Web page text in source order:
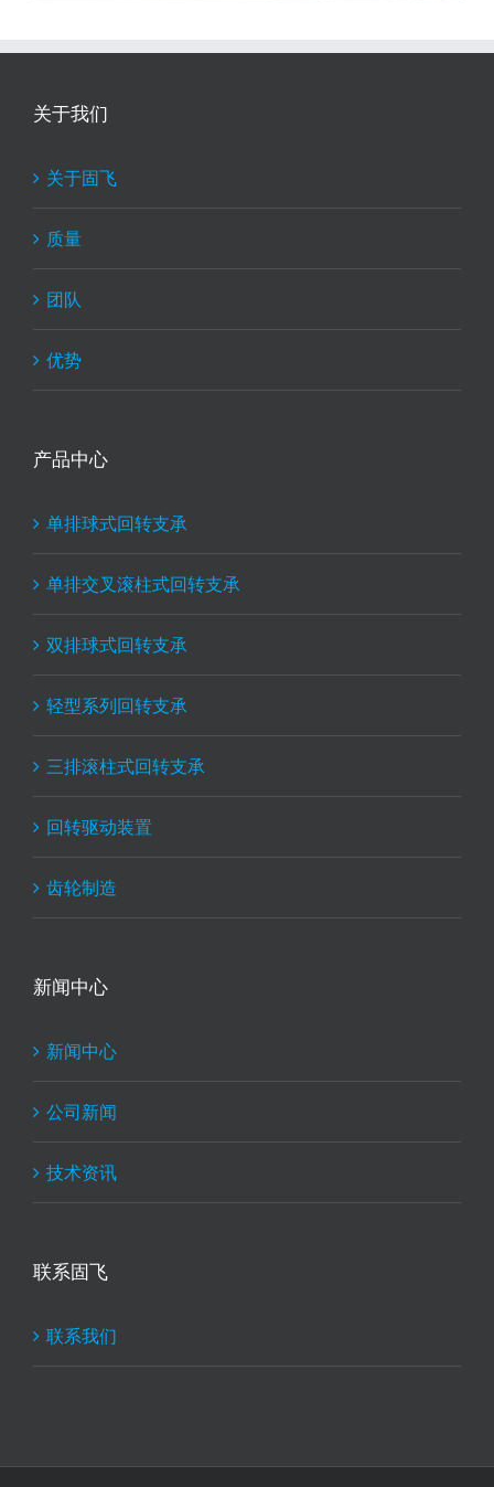
关于我们
关于固飞
质量
团队
优势
产品中心
单排球式回转支承
单排交叉滚柱式回转支承
双排球式回转支承
轻型系列回转支承
三排滚柱式回转支承
回转驱动装置
齿轮制造
新闻中心
新闻中心
公司新闻
技术资讯
联系固飞
联系我们